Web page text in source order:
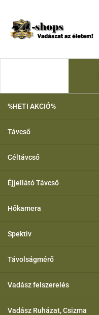
content
%HETI AKCIÓ%
Távcső
Céltávcső
Éjjellátó Távcső
Hőkamera
Spektiv
Távolságmérő
Vadász felszerelés
Vadász Ruházat, Csizma